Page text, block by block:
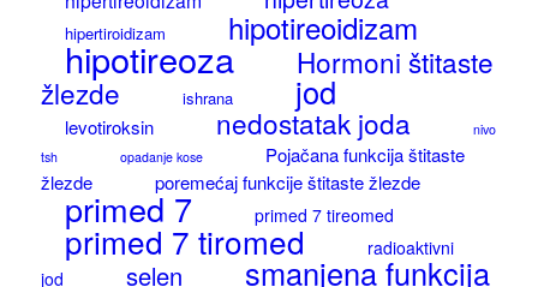
hipertiroidizam hipotireoidizam
hipotireoza
Hormoni štitaste
žlezde
ishrana jod
levotiroksin nedostatak joda
nivo
tsh
opadanje kose
Pojačana funkcija štitaste
žlezde
poremećaj funkcije štitaste žlezde
primed 7 primed 7 tireomed
primed 7 tiromed
radioaktivni
jod
selen smanjena funkcija